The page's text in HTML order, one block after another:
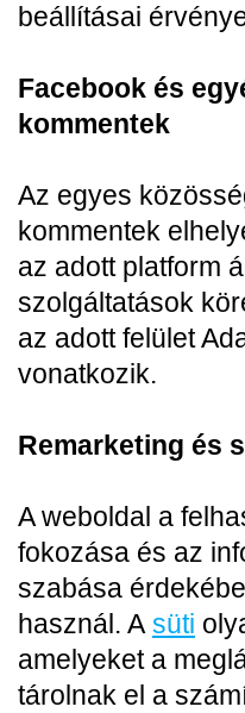
beállításai
Facebook és
kommentek
Az egyes
kommentek
az adott platform
szolgáltatások
az adott felület
vonatkozik.
Remarketing és
A weboldal a
fokozása és az
szabása
használ. Asüti
amelyeket a
tárolnak el a